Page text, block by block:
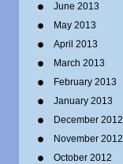
June 2013
May 2013
April 2013
March 2013
February 2013
January 2013
December 2012
November 2012
October 2012